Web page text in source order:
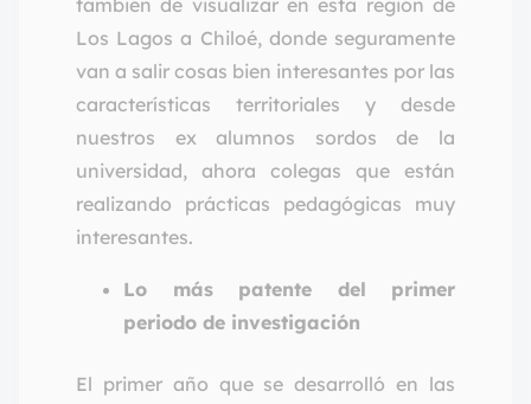
también de visualizar en esta región de
Los Lagos a Chiloé, donde seguramente
van a salir cosas bien interesantes por las
características territoriales y desde
nuestros ex alumnos sordos de la
universidad, ahora colegas que están
realizando prácticas pedagógicas muy
interesantes.
Lo más patente del primer
periodo de investigación
El primer año que se desarrolló en las